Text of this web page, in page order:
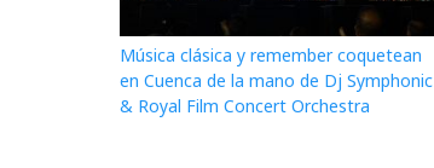
Música clásica y remember coquetean
en Cuenca de la mano de Dj Symphonic
& Royal Film Concert Orchestra